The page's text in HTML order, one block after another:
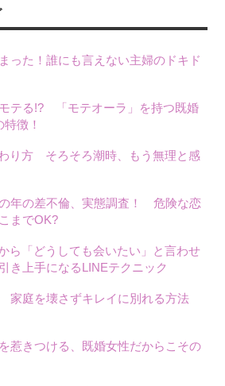
った！誰にも言えない主婦のドキド
テる!? 「モテオーラ」を持つ既婚
徴！
り方 そろそろ潮時、もう無理と感
年の差不倫、実態調査！ 危険な恋
までOK?
ら「どうしても会いたい」と言わせ
き上手になるLINEテクニック
家庭を壊さずキレイに別れる方法
惹きつける、既婚女性だからこその